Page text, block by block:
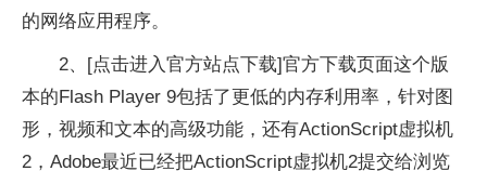
的网络应用程序。
2、[点击进入官方站点下载]官方下载页面这个版
本的Flash Player 9包括了更低的内存利用率，针对图
形，视频和文本的高级功能，还有ActionScript虚拟机
2，Adobe最近已经把ActionScript虚拟机2提交给浏览